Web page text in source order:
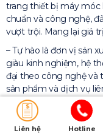
trang thiết bị máy móc
chuẩn và công nghệ,
vượt trội. Mang lại giá
– Tự hào là đơn vị sản
giàu kinh nghiệm, hệ
đại theo công nghệ và
sản phẩm và dịch vụ
cháy, đáp ứng được
trên toàn quốc.
Liên hệ Hotline